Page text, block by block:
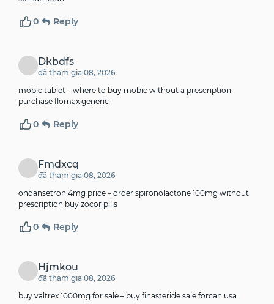
0 Reply
Dkbdfs
đã tham gia 08, 2026
mobic tablet – where to buy mobic without a prescription
purchase flomax generic
0 Reply
Fmdxcq
đã tham gia 08, 2026
ondansetron 4mg price – order spironolactone 100mg without
prescription buy zocor pills
0 Reply
Hjmkou
đã tham gia 08, 2026
buy valtrex 1000mg for sale – buy finasteride sale forcan usa